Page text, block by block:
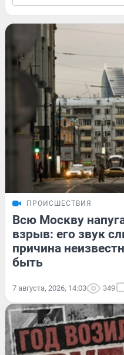
ПРОИСШЕСТВИЯ
Всю Москву
взрыв: его звук
причина
быть
7 августа, 2026, 14:03 349